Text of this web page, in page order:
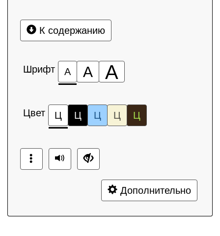
К содержанию
Шрифт А А А
Цвет Ц Ц Ц Ц Ц
Дополнительно